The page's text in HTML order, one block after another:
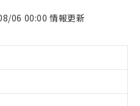
06 00:00 情報更新